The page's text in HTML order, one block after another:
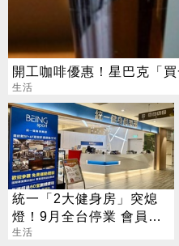
開工咖啡優惠！星巴克「
生活
統一「2大健身房」突熄
燈！9月全台停業 會員退
費方案一次看
生活